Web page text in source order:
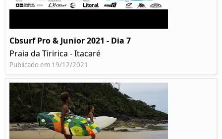
Cbsurf Pro & Junior 2021 - Dia 7
Praia da Tiririca - Itacaré
Publicado em 19/12/2021